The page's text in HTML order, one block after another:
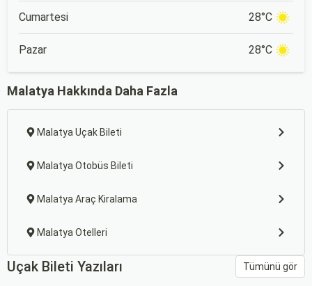
Cumartesi 28°C
Pazar 28°C
Malatya Hakkında Daha Fazla
Malatya Uçak Bileti
Malatya Otobüs Bileti
Malatya Araç Kiralama
Malatya Otelleri
Uçak Bileti Yazıları Tümünü gör